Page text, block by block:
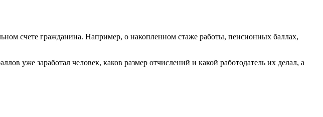
счете гражданина. Например, о накопленном стаже работы, пенсионных баллах,
уже заработал человек, каков размер отчислений и какой работодатель их делал, а